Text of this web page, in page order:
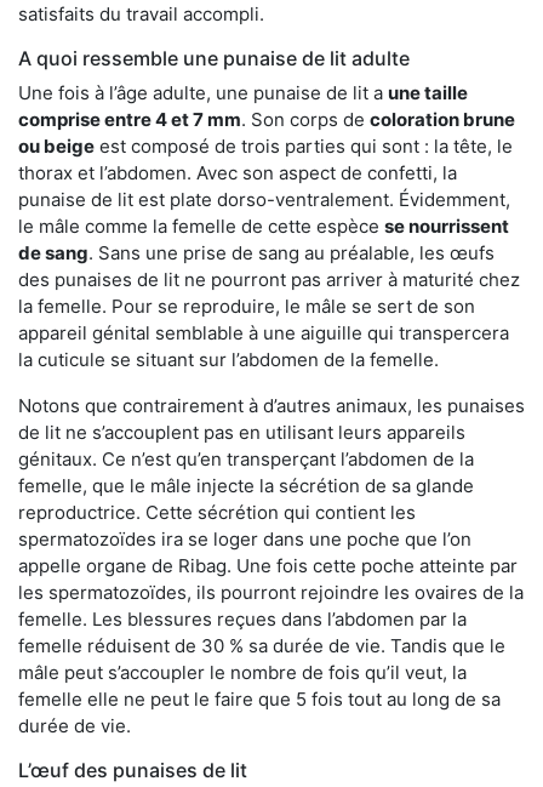
satisfaits du travail accompli.
A quoi ressemble une punaise de lit adulte
Une fois à l’âge adulte, une punaise de lit a une taille
comprise entre 4 et 7 mm. Son corps de coloration brune
ou beige est composé de trois parties qui sont : la tête, le
thorax et l’abdomen. Avec son aspect de confetti, la
punaise de lit est plate dorso-ventralement. Évidemment,
le mâle comme la femelle de cette espèce se nourrissent
de sang. Sans une prise de sang au préalable, les œufs
des punaises de lit ne pourront pas arriver à maturité chez
la femelle. Pour se reproduire, le mâle se sert de son
appareil génital semblable à une aiguille qui transpercera
la cuticule se situant sur l’abdomen de la femelle.
Notons que contrairement à d’autres animaux, les punaises
de lit ne s’accouplent pas en utilisant leurs appareils
génitaux. Ce n’est qu’en transperçant l’abdomen de la
femelle, que le mâle injecte la sécrétion de sa glande
reproductrice. Cette sécrétion qui contient les
spermatozoïdes ira se loger dans une poche que l’on
appelle organe de Ribag. Une fois cette poche atteinte par
les spermatozoïdes, ils pourront rejoindre les ovaires de la
femelle. Les blessures reçues dans l’abdomen par la
femelle réduisent de 30 % sa durée de vie. Tandis que le
mâle peut s’accoupler le nombre de fois qu’il veut, la
femelle elle ne peut le faire que 5 fois tout au long de sa
durée de vie.
L’œuf des punaises de lit